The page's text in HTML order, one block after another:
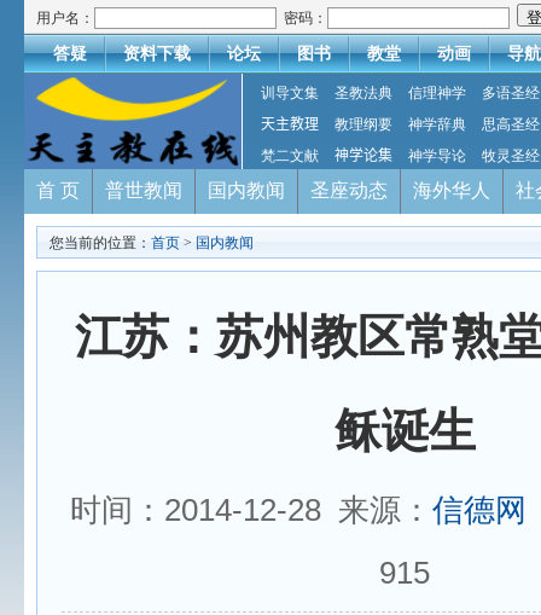
用户名： 密码：
答疑 资料下载 论坛 图书 教堂 动画 导航
训导文集 圣教法典 信理神学
多语圣经
天主教理
教理纲要 神学辞典
思高圣经
梵二文献
神学论集 神学导论 牧灵圣经
首 页 普世教闻 国内教闻 圣座动态 海外华人 社
您当前的位置： 首页 > 国内教闻
江苏：苏州教区常熟
稣诞生
时间：2014-12-28 来源： 信德网
915